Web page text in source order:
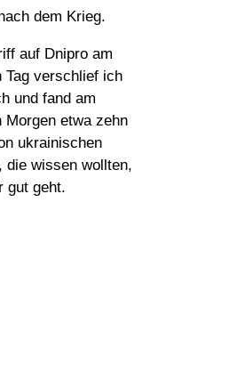
dem Krieg.
auf Dnipro am
Tag verschlief ich
und fand am
Morgen etwa zehn
ukrainischen
die wissen wollten,
gut geht.